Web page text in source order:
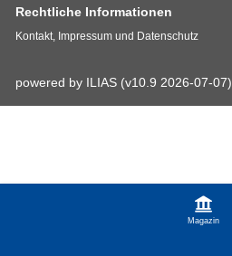
Magazin
Rechtliche Informationen
Kontakt, Impressum und Datenschutz
powered by ILIAS (v10.9 2026-07-07)